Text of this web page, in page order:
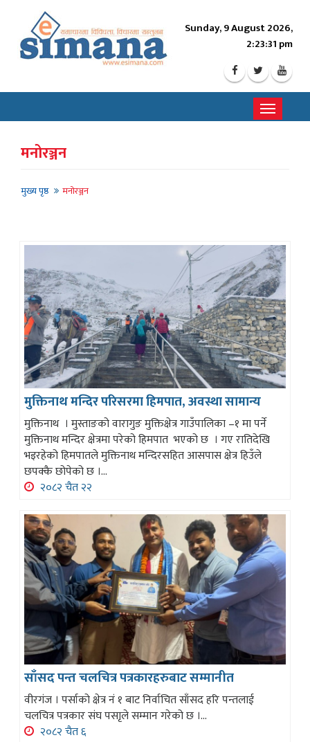
Sunday, 9 August 2026,
2:23:34 pm
Toggle
मनोरञ्जन
मुख्य पृष्ठ मनोरञ्जन
मुक्तिनाथ मन्दिर परिसरमा हिमपात, अवस्था सामान्य
मुक्तिनाथ । मुस्ताङको वारागुङ मुक्तिक्षेत्र गाउँपालिका –१ मा पर्ने
मुक्तिनाथ मन्दिर क्षेत्रमा परेको हिमपात भएको छ । गए रातिदेखि
भइरहेको हिमपातले मुक्तिनाथ मन्दिरसहित आसपास क्षेत्र हिउँले
छपक्कै छोपेको छ ।...
२०८२ चैत २२
साँसद पन्त चलचित्र पत्रकारहरुबाट सम्मानीत
वीरगंज । पर्साको क्षेत्र नं १ बाट निर्वाचित साँसद हरि पन्तलाई
चलचित्र पत्रकार संघ पसाृले सम्मान गरेको छ ।...
२०८२ चैत ६